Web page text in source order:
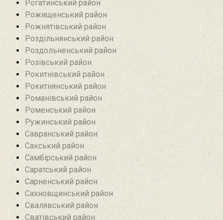
Рогатинський район
Рожищенський район
Рожнятівський район
Роздільнянський район
Роздольненський район
Розівський район‎
Рокитнівський район
Рокитнянський район
Романівський район‎
Роменський район
Ружинський район
Савранський район‎
Сакський район
Самбірський район
Саратський район‎
Сарненський район
Сахновщинський район
Свалявський район
Сватівський район